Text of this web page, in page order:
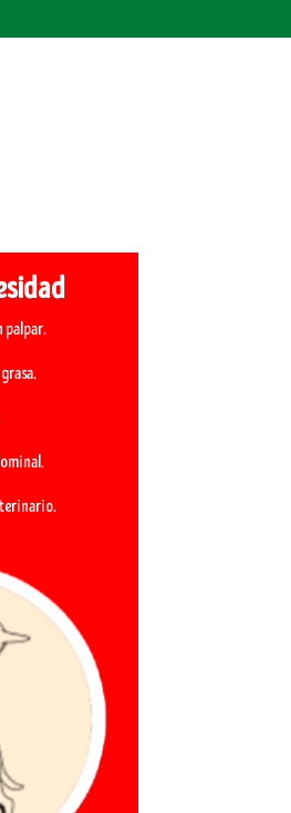
palpar.